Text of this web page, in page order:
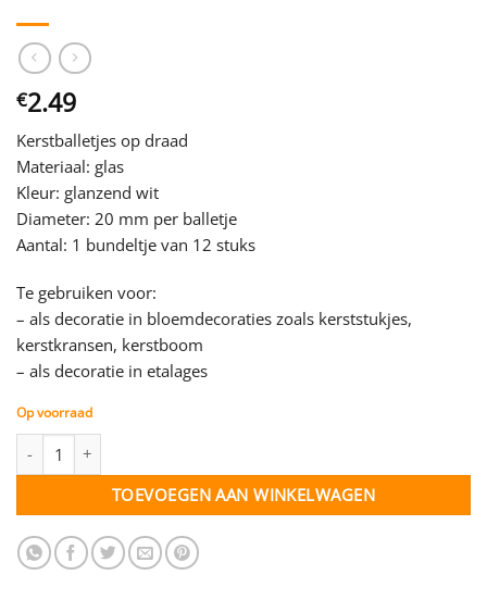
€2.49
Kerstballetjes op draad
Materiaal: glas
Kleur: glanzend wit
Diameter: 20 mm per balletje
Aantal: 1 bundeltje van 12 stuks
Te gebruiken voor:
– als decoratie in bloemdecoraties zoals kerststukjes,
kerstkransen, kerstboom
– als decoratie in etalages
Op voorraad
TOEVOEGEN AAN WINKELWAGEN